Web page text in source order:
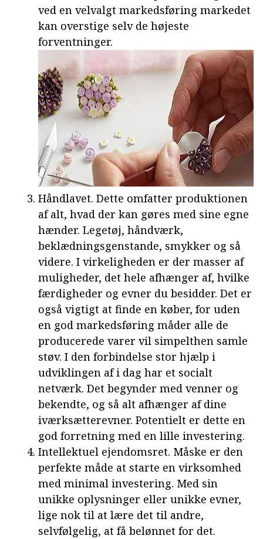
ved en velvalgt markedsføring markedet
kan overstige selv de højeste
forventninger.
Håndlavet. Dette omfatter produktionen
af alt, hvad der kan gøres med sine egne
hænder. Legetøj, håndværk,
beklædningsgenstande, smykker og så
videre. I virkeligheden er der masser af
muligheder, det hele afhænger af, hvilke
færdigheder og evner du besidder. Det er
også vigtigt at finde en køber, for uden
en god markedsføring måder alle de
producerede varer vil simpelthen samle
støv. I den forbindelse stor hjælp i
udviklingen af i dag har et socialt
netværk. Det begynder med venner og
bekendte, og så alt afhænger af dine
iværksætterevner. Potentielt er dette en
god forretning med en lille investering.
Intellektuel ejendomsret. Måske er den
perfekte måde at starte en virksomhed
med minimal investering. Med sin
unikke oplysninger eller unikke evner,
lige nok til at lære det til andre,
selvfølgelig, at få belønnet for det.